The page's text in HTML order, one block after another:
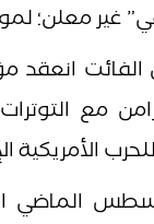
غير معلن؛
الفائت
مع
الأمريكية
الماضي